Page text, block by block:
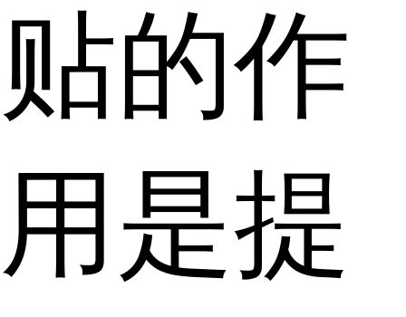
贴的作
用是提